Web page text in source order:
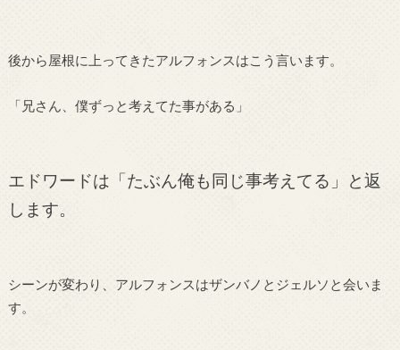
後から屋根に上ってきたアルフォンスはこう言います。
「兄さん、僕ずっと考えてた事がある」
エドワードは「たぶん俺も同じ事考えてる」と返
します。
シーンが変わり、アルフォンスはザンバノとジェルソと会いま
す。